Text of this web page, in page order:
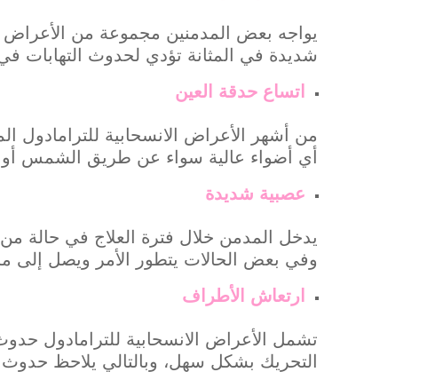
يواجه بعض المدمنين مجموعة من
شديدة في المثانة تؤدي لحدوث التهابات
اتساع حدقة العين
من أشهر الأعراض الانسحابية
أي أضواء عالية سواء عن طريق الشمس
عصبية شديدة
يدخل المدمن خلال فترة العلاج في حالة
وفي بعض الحالات يتطور الأمر ويصل إلى
ارتعاش الأطراف
تشمل الأعراض الانسحابية للترامادول
التحريك بشكل سهل، وبالتالي يلاحظ